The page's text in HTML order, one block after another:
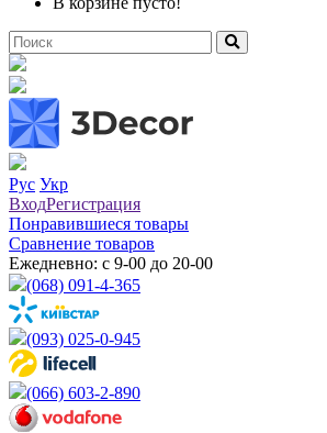
Рус Укр
ВходРегистрация
Понравившиеся товары
Сравнение товаров
Ежедневно: с 9-00 до 20-00
(068) 091-4-365
(093) 025-0-945
(066) 603-2-890